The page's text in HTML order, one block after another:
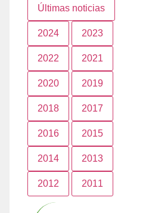
Últimas noticias
2024 2023
2022 2021
2020 2019
2018 2017
2016 2015
2014 2013
2012 2011